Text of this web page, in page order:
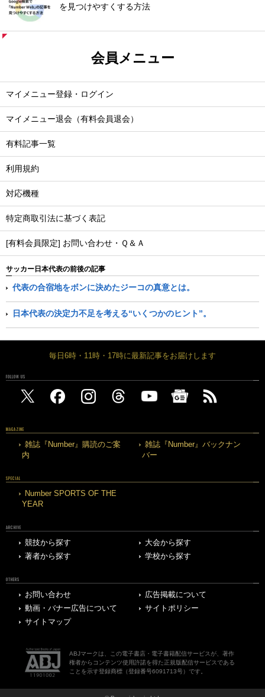
を見つけやすくする方法
会員メニュー
マイメニュー登録・ログイン
マイメニュー退会（有料会員退会）
有料記事一覧
利用規約
対応機種
特定商取引法に基づく表記
[有料会員限定] お問い合わせ・Ｑ＆Ａ
サッカー日本代表の前後の記事
代表の合宿地をボンに決めたジーコの真意とは。
日本代表の決定力不足を考える“いくつかのヒント”。
毎日6時・11時・17時に最新記事をお届けします
FOLLOW US
MAGAZINE
雑誌『Number』購読のご案
内
雑誌『Number』バックナン
バー
SPECIAL
Number SPORTS OF THE
YEAR
ARCHIVE
競技から探す
大会から探す
著者から探す
学校から探す
OTHERS
お問い合わせ
広告掲載について
動画・バナー広告について
サイトポリシー
サイトマップ
ABJマークは、この電子書店・電子書籍配信サービスが、著作
権者からコンテンツ使用許諾を得た正規版配信サービスである
ことを示す登録商標（登録番号6091713号）です。